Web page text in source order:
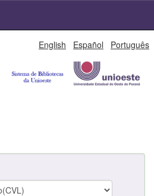
English Español Português